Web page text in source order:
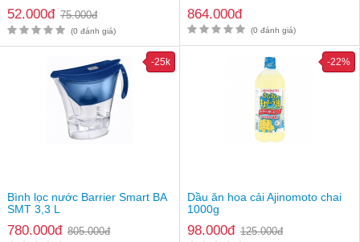
Bình giữ nhiệt inox Zebra Smart III 112948 - 1.5L (màu vàng)
Đặc điểm nổi bật của sản phẩm
Dung tích: 1.5L
Trọng lượng: 830g
Chất liệu bình: Thép không gỉ
Chất liệu nắp: Nhựa PP nguyên sinh
Chất liệu roan xoắn: Silicon
Miệng bình lớn, dễ dàng bỏ các loại thức uống, đá, trái cây,...
Nắp bật tiện lợi, cùng tay cầm chắc chắn
52.000đ 75.000đ
(0 đánh giá)
864.000đ
(0 đánh giá)
Bình lọc nước Barrier Smart BA
SMT 3,3 L
780.000đ 805.000đ
-25k
Dầu ăn hoa cải Ajinomoto chai
1000g
98.000đ 125.000đ
-22%